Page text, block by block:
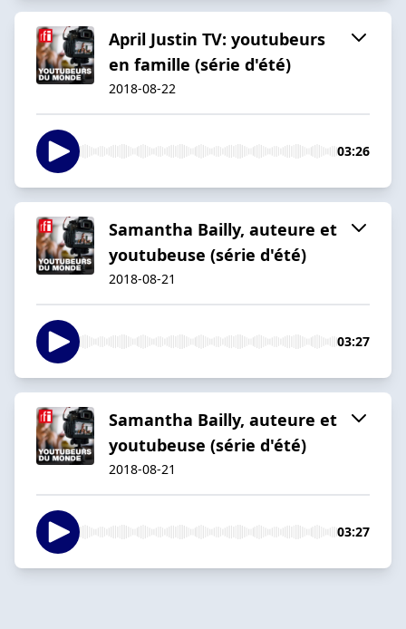
April Justin TV: youtubeurs
en famille (série d'été)
2018-08-22
03:26
Samantha Bailly, auteure et
youtubeuse (série d'été)
2018-08-21
03:27
Samantha Bailly, auteure et
youtubeuse (série d'été)
2018-08-21
03:27